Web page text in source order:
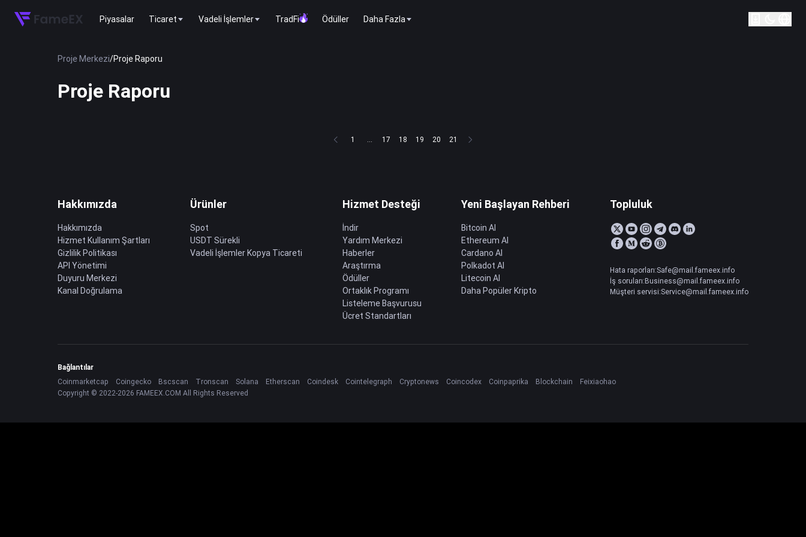
Piyasalar Ticaret Vadeli İşlemler TradFi Ödüller Daha Fazla
Proje Merkezi/Proje Raporu
Proje Raporu
1 ... 17 18 19 20 21
Hakkımızda
Hakkımızda
Hizmet Kullanım Şartları
Gizlilik Politikası
API Yönetimi
Duyuru Merkezi
Kanal Doğrulama
Ürünler
Spot
USDT Sürekli
Vadeli İşlemler Kopya Ticareti
Hizmet Desteği
İndir
Yardım Merkezi
Haberler
Araştırma
Ödüller
Ortaklık Programı
Listeleme Başvurusu
Ücret Standartları
Yeni Başlayan Rehberi
Bitcoin Al
Ethereum Al
Cardano Al
Polkadot Al
Litecoin Al
Daha Popüler Kripto
Topluluk
Hata raporları:Safe@mail.fameex.info
İş soruları:Business@mail.fameex.info
Müşteri servisi:Service@mail.fameex.info
Bağlantılar
Coinmarketcap
Coingecko Bscscan Tronscan Solana Etherscan Coindesk Cointelegraph Cryptonews Coincodex Coinpaprika Blockchain
Feixiaohao
Copyright © 2022-2026 FAMEEX.COM All Rights Reserved